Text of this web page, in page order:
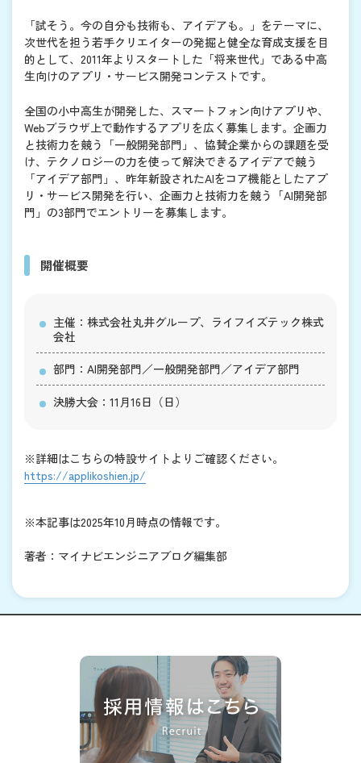
「試そう。今の自分も技術も、アイデアも。」をテーマに、
次世代を担う若手クリエイターの発掘と健全な育成支援を目
的として、2011年よりスタートした「将来世代」である中高
生向けのアプリ・サービス開発コンテストです。
全国の小中高生が開発した、スマートフォン向けアプリや、
Webブラウザ上で動作するアプリを広く募集します。企画力
と技術力を競う「一般開発部門」、協賛企業からの課題を受
け、テクノロジーの力を使って解決できるアイデアで競う
「アイデア部門」、昨年新設されたAIをコア機能としたアプ
リ・サービス開発を行い、企画力と技術力を競う「AI開発部
門」の3部門でエントリーを募集します。
開催概要
主催：株式会社丸井グループ、ライフイズテック株式
会社
部門：AI開発部門／一般開発部門／アイデア部門
決勝大会：11月16日（日）
※詳細はこちらの特設サイトよりご確認ください。
https://applikoshien.jp/
※本記事は2025年10月時点の情報です。
著者：マイナビエンジニアブログ編集部